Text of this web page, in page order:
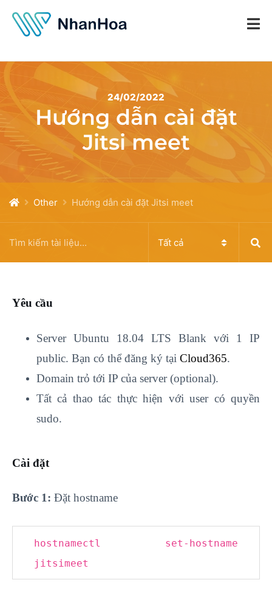
24/02/2022
Hướng dẫn cài đặt
Jitsi meet
Other Hướng dẫn cài đặt Jitsi meet
Yêu cầu
Server Ubuntu 18.04 LTS Blank với 1 IP
public. Bạn có thể đăng ký tại Cloud365.
Domain trỏ tới IP của server (optional).
Tất cả thao tác thực hiện với user có quyền
sudo.
Cài đặt
Bước 1: Đặt hostname
hostnamectl set-hostname
jitsimeet